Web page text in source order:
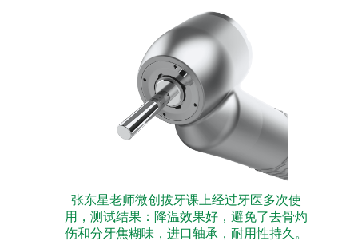
张东星老师微创拔牙课上经过牙医多次使
用，测试结果：降温效果好，避免了去骨灼
伤和分牙焦糊味，进口轴承，耐用性持久。